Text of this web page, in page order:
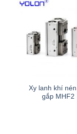
Xy lanh khí
gắp MHF2